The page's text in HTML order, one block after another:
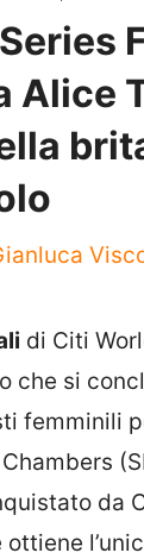
Alice
di Citi
che si
femminili
da